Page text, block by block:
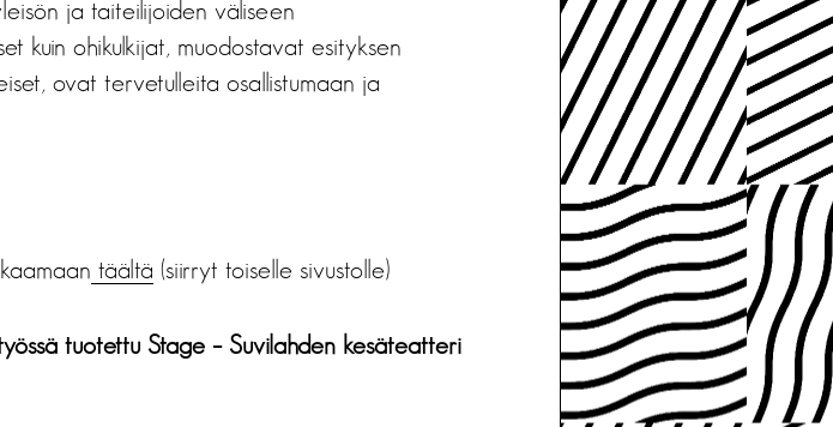
ja taiteilijoiden väliseen
kuin ohikulkijat, muodostavat esityksen
ovat tervetulleita osallistumaan ja
täältä (siirryt toiselle sivustolle)
tuotettu Stage – Suvilahden kesäteatteri